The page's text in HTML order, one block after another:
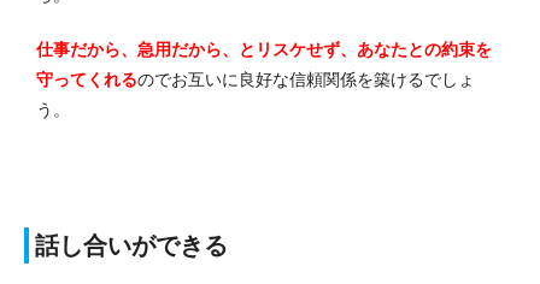
仕事だから、急用だから、とリスケせず、あなたとの約束を
守ってくれるのでお互いに良好な信頼関係を築けるでしょ
う。
話し合いができる